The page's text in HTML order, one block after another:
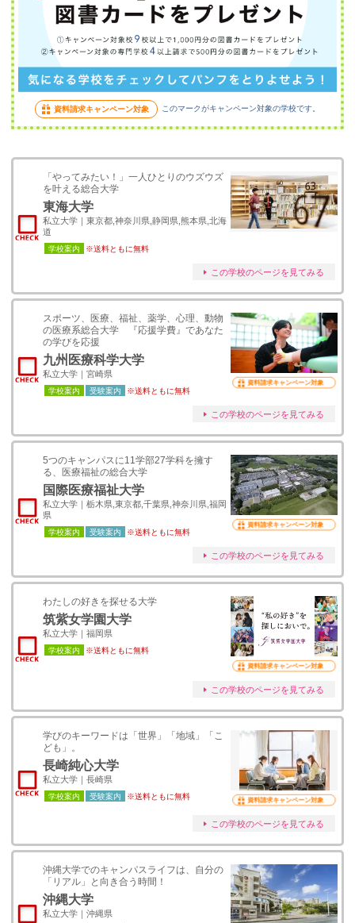
資料請求キャンペーン対象 このマークがキャンペーン対象の学校です。
「やってみたい！」一人ひとりのウズウズ
を叶える総合大学
東海大学
私立大学｜東京都,神奈川県,静岡県,熊本県,北海
道
学校案内 ※送料ともに無料
この学校のページを見てみる
スポーツ、医療、福祉、薬学、心理、動物
の医療系総合大学 『応援学費』であなた
の学びを応援
九州医療科学大学
私立大学｜宮崎県
学校案内 受験案内 ※送料ともに無料
資料請求キャンペーン対象
この学校のページを見てみる
5つのキャンパスに11学部27学科を擁す
る、医療福祉の総合大学
国際医療福祉大学
私立大学｜栃木県,東京都,千葉県,神奈川県,福岡
県
学校案内 受験案内 ※送料ともに無料
資料請求キャンペーン対象
この学校のページを見てみる
わたしの好きを探せる大学
筑紫女学園大学
私立大学｜福岡県
学校案内 ※送料ともに無料
資料請求キャンペーン対象
この学校のページを見てみる
学びのキーワードは「世界」「地域」「こ
ども」。
長崎純心大学
私立大学｜長崎県
学校案内 受験案内 ※送料ともに無料 資料請求キャンペーン対象
この学校のページを見てみる
沖縄大学でのキャンパスライフは、自分の
「リアル」と向き合う時間！
沖縄大学
私立大学｜沖縄県